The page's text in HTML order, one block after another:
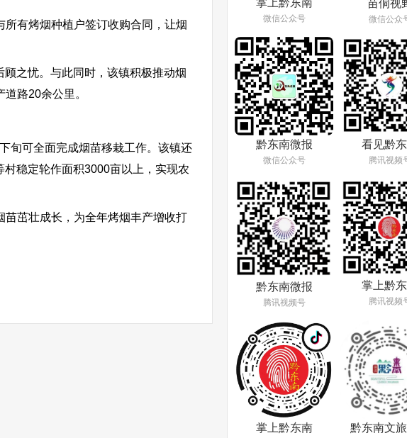
有烤烟种植户签订收购合同，让烟
之忧。与此同时，该镇积极推动烟
路20余公里。
可全面完成烟苗移栽工作。该镇还
稳定轮作面积3000亩以上，实现农
茁壮成长，为全年烤烟丰产增收打
掌上黔东南
微信公众号
苗侗视
微信公众
黔东南微报
微信公众号
看见黔
腾讯视频
黔东南微报
腾讯视频号
掌上黔
腾讯视频
掌上黔东南 黔东南文